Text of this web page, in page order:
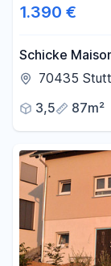
1.390 €
Schicke
Loftcharakter
70435
3,5
87m²